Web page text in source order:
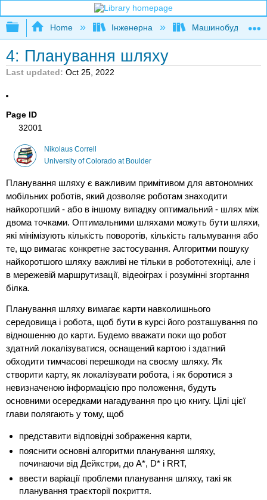
Expand/collapse global hierarchy
Home Інженерна
4: Планування шляху
Last updated Oct 25, 2022
Page ID
32001
Nikolaus Correll
University of Colorado at Boulder
Планування шляху є важливим примітивом для автономних
мобільних роботів, який дозволяє роботам знаходити
найкоротший - або в іншому випадку оптимальний - шлях між
двома точками. Оптимальними шляхами можуть бути шляхи,
які мінімізують кількість поворотів, кількість гальмування або
те, що вимагає конкретне застосування. Алгоритми пошуку
найкоротшого шляху важливі не тільки в робототехніці, але і
в мережевій маршрутизації, відеоіграх і розумінні згортання
білка.
Планування шляху вимагає карти навколишнього
середовища і робота, щоб бути в курсі його розташування по
відношенню до карти. Будемо вважати поки що робот
здатний локалізуватися, оснащений картою і здатний
обходити тимчасові перешкоди на своєму шляху. Як
створити карту, як локалізувати робота, і як боротися з
невизначеною інформацією про положення, будуть
основними осередками нагадування про цю книгу. Цілі цієї
глави полягають у тому, щоб
представити відповідні зображення карти,
пояснити основні алгоритми планування шляху,
починаючи від Дейкстри, до A*, D* і RRT,
ввести варіації проблеми планування шляху, такі як
планування траєкторії покриття.